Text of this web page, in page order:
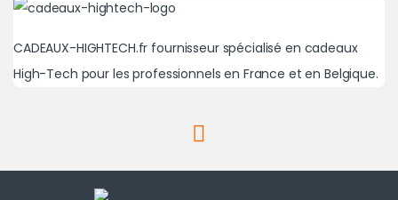
CADEAUX-HIGHTECH.fr fournisseur spécialisé en cadeaux
High-Tech pour les professionnels en France et en Belgique.